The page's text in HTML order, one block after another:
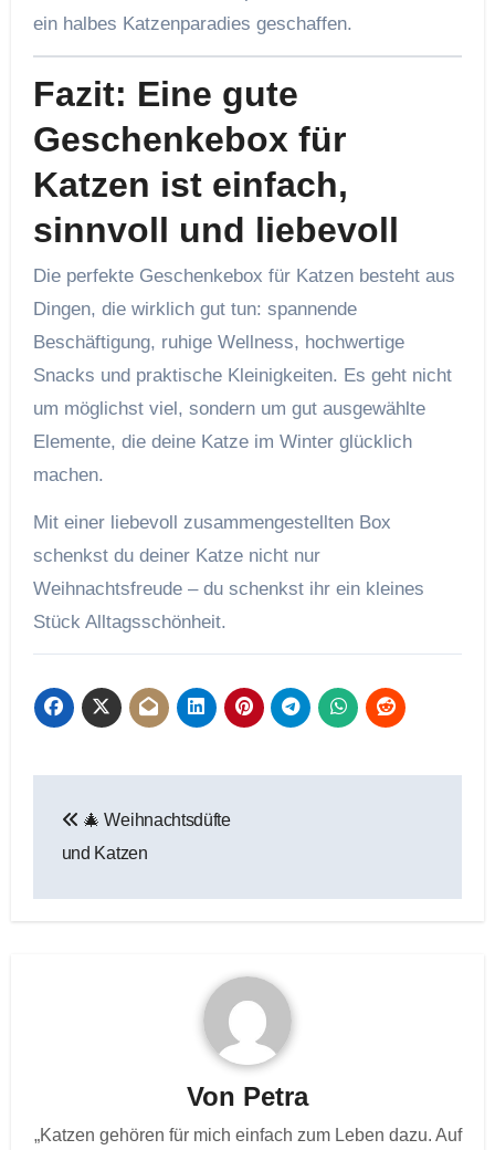
ein halbes Katzenparadies geschaffen.
Fazit: Eine gute
Geschenkebox für
Katzen ist einfach,
sinnvoll und liebevoll
Die perfekte Geschenkebox für Katzen besteht aus
Dingen, die wirklich gut tun: spannende
Beschäftigung, ruhige Wellness, hochwertige
Snacks und praktische Kleinigkeiten. Es geht nicht
um möglichst viel, sondern um gut ausgewählte
Elemente, die deine Katze im Winter glücklich
machen.
Mit einer liebevoll zusammengestellten Box
schenkst du deiner Katze nicht nur
Weihnachtsfreude – du schenkst ihr ein kleines
Stück Alltagsschönheit.
🎄 Weihnachtsdüfte
und Katzen
Von Petra
„Katzen gehören für mich einfach zum Leben dazu. Auf